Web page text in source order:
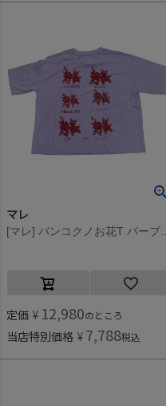
マレ
[マレ] バンコクノお花T パープル(12)
定価 ¥ 12,980のところ
当店特別価格 ¥ 7,788税込